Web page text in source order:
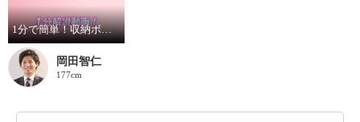
1分で簡単！収納ボックスの使い方
岡田智仁
177cm